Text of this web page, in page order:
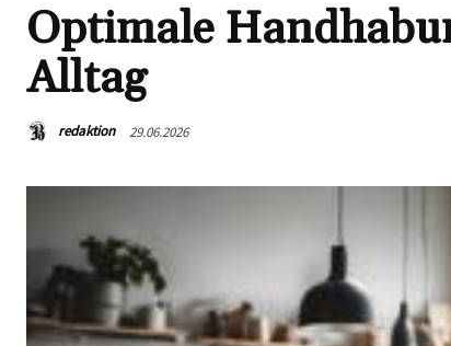
Optimale
Alltag
redaktion 29.06.2026